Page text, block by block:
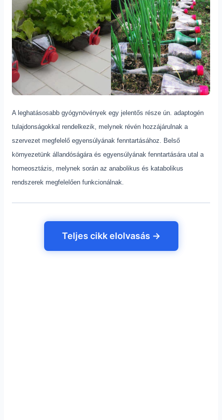
A leghatásosabb gyógynövények egy jelentős része ún. adaptogén
tulajdonságokkal rendelkezik, melynek révén hozzájárulnak a
szervezet megfelelő egyensúlyának fenntartásához. Belső
környezetünk állandóságára és egyensúlyának fenntartására utal a
homeosztázis, melynek során az anabolikus és katabolikus
rendszerek megfelelően funkcionálnak.
Teljes cikk elolvasás →